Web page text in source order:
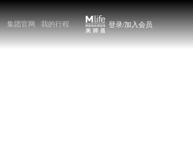
集团官网 我的行程 登录/加入会员